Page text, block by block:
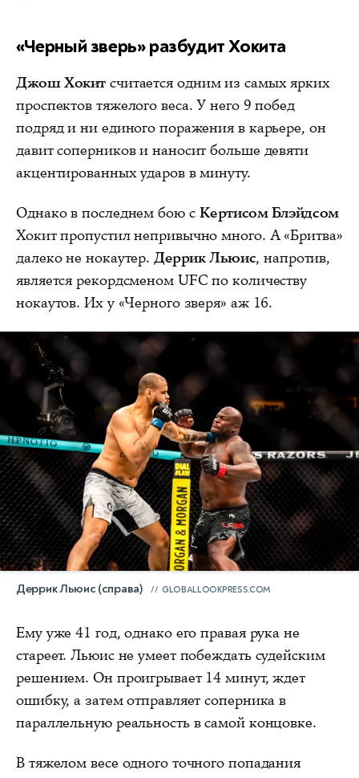
«Черный зверь» разбудит Хокита
Джош Хокит считается одним из самых ярких
проспектов тяжелого веса. У него 9 побед
подряд и ни единого поражения в карьере, он
давит соперников и наносит больше девяти
акцентированных ударов в минуту.
Однако в последнем бою с Кертисом Блэйдсом
Хокит пропустил непривычно много. А «Бритва»
далеко не нокаутер. Деррик Льюис, напротив,
является рекордсменом UFC по количеству
нокаутов. Их у «Черного зверя» аж 16.
Деррик Льюис (справа) GLOBALLOOKPRESS.COM
Ему уже 41 год, однако его правая рука не
стареет. Льюис не умеет побеждать судейским
решением. Он проигрывает 14 минут, ждет
ошибку, а затем отправляет соперника в
параллельную реальность в самой концовке.
В тяжелом весе одного точного попадания